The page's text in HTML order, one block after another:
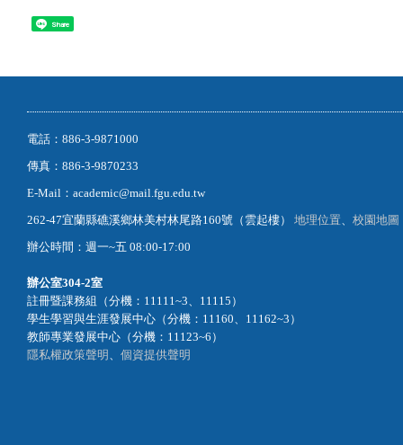
Share
電話：886-3-9871000
傳真：886-3-9870233
E-Mail：academic@mail.fgu.edu.tw
262-47宜蘭縣礁溪鄉林美村林尾路160號（雲起樓） 地理位置、 校園地圖
辦公時間：週一~五 08:00-17:00
辦公室304-2室
註冊暨課務組（分機：11111~3、11115）
學生學習與生涯發展中心（分機：11160、11162~3）
教師專業發展中心（分機：11123~6）
隱私權政策聲明 、 個資提供聲明